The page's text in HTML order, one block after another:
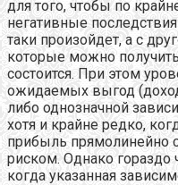
для того, чтобы по
негативные
таки произойдет, а с
которые можно
состоится. При этом
ожидаемых выгод
либо однозначной
хотя и крайне редко,
прибыль прямолинейно
риском. Однако гораздо
когда указанная